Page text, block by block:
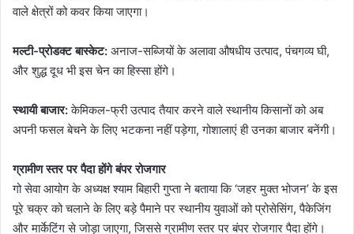
वाले क्षेत्रों को कवर किया जाएगा।
मल्टी-प्रोडक्ट बास्केट: अनाज-सब्जियों के अलावा औषधीय उत्पाद, पंचगव्य घी,
और शुद्ध दूध भी इस चेन का हिस्सा होंगे।
स्थायी बाजार:केमिकल-फ्री उत्पाद तैयार करने वाले स्थानीय किसानों को अब
अपनी फसल बेचने के लिए भटकना नहीं पड़ेगा, गोशालाएं ही उनका बाजार बनेंगी।
ग्रामीण स्तर पर पैदा होंगे बंपर रोजगार
गो सेवा आयोग के अध्यक्ष श्याम बिहारी गुप्ता ने बताया कि ‘जहर मुक्त भोजन’ के इस
पूरे चक्र को चलाने के लिए बड़े पैमाने पर स्थानीय युवाओं को प्रोसेसिंग, पैकेजिंग
और मार्केटिंग से जोड़ा जाएगा, जिससे ग्रामीण स्तर पर बंपर रोजगार पैदा होंगे।